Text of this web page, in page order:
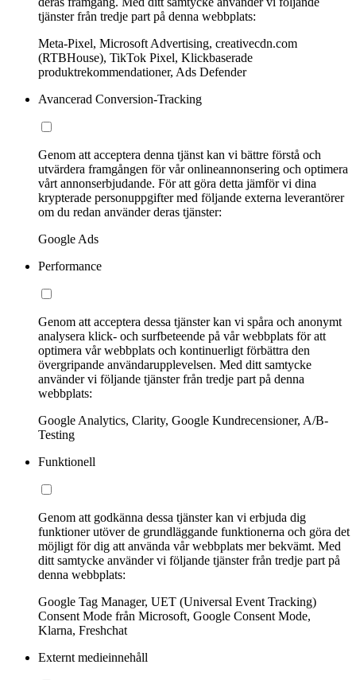
tjänster från tredje part på denna webbplats:
Meta-Pixel, Microsoft Advertising, creativecdn.com
(RTBHouse), TikTok Pixel, Klickbaserade
produktrekommendationer, Ads Defender
Avancerad Conversion-Tracking
Genom att acceptera denna tjänst kan vi bättre förstå och
utvärdera framgången för vår onlineannonsering och optimera
vårt annonserbjudande. För att göra detta jämför vi dina
krypterade personuppgifter med följande externa leverantörer
om du redan använder deras tjänster:
Google Ads
Performance
Genom att acceptera dessa tjänster kan vi spåra och anonymt
analysera klick- och surfbeteende på vår webbplats för att
optimera vår webbplats och kontinuerligt förbättra den
övergripande användarupplevelsen. Med ditt samtycke
använder vi följande tjänster från tredje part på denna
webbplats:
Google Analytics, Clarity, Google Kundrecensioner, A/B-
Testing
Funktionell
Genom att godkänna dessa tjänster kan vi erbjuda dig
funktioner utöver de grundläggande funktionerna och göra det
möjligt för dig att använda vår webbplats mer bekvämt. Med
ditt samtycke använder vi följande tjänster från tredje part på
denna webbplats:
Google Tag Manager, UET (Universal Event Tracking)
Consent Mode från Microsoft, Google Consent Mode,
Klarna, Freshchat
Externt medieinnehåll